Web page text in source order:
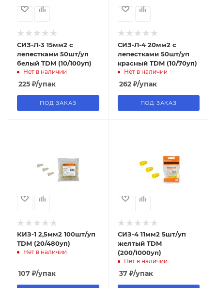
СИЗ-Л-3 15мм2 с
лепестками 50шт/уп
белый TDM (10/100уп)
Нет в наличии
225 ₽/упак
ПОД ЗАКАЗ
СИЗ-Л-4 20мм2 с
лепестками 50шт/уп
красный TDM (10/70уп)
Нет в наличии
262₽/упак
ПОД ЗАКАЗ
КИЗ-1 2,5мм2 100шт/уп
TDM (20/480уп)
Нет в наличии
107 ₽/упак
СИЗ-4 11мм2 5шт/уп
желтый TDM
(200/1000уп)
Нет в наличии
37₽/упак